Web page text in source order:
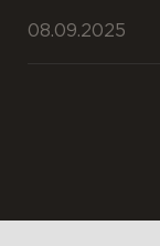
08.09.2025